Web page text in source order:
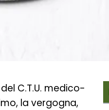
C.T.U. medico-
la vergogna,